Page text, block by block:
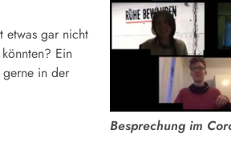
etwas gar nicht
Ein
gerne in der
Besprechung im